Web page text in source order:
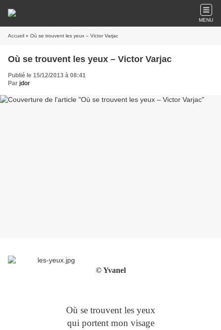
MENU
Accueil » Où se trouvent les yeux – Victor Varjac
Où se trouvent les yeux – Victor Varjac
Publié le 15/12/2013 à 08:41
Par jdor
© Yvanel
Où se trouvent les yeux
qui portent mon visage